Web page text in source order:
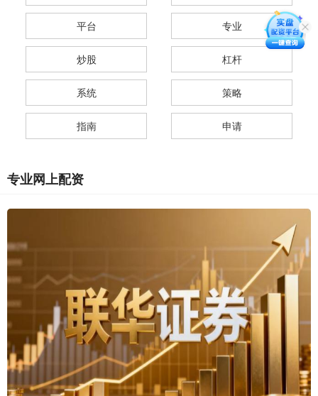
平台 专业
炒股 杠杆
系统 策略
指南 申请
专业网上配资